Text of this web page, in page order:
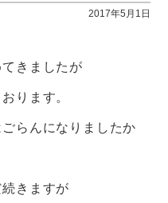
2017年5月1日
きましたが
ります。
らんになりましたか
きますが